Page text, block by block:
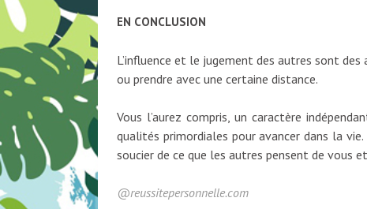
EN CONCLUSION
L’influence et le jugement des autres sont
ou prendre avec une certaine distance.
Vous l’aurez compris, un caractère
qualités primordiales pour avancer dans la
soucier de ce que les autres pensent de vous
@reussitepersonnelle.com